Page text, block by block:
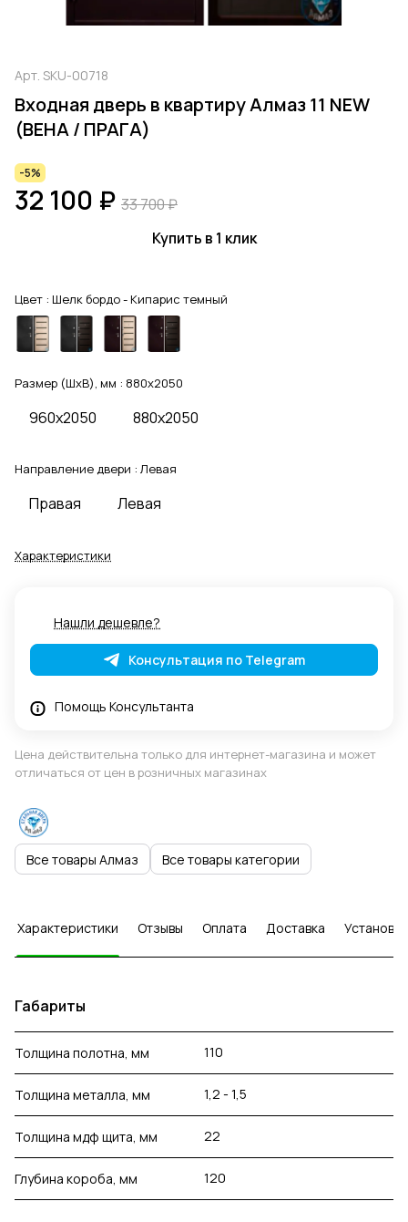
Арт. SKU-00718
Входная дверь в квартиру Алмаз 11 NEW
(ВЕНА / ПРАГА)
-5%
32 100 ₽ 33 700 ₽
Купить в 1 клик
Цвет : Шелк бордо - Кипарис темный
Размер (ШхВ), мм : 880x2050
960x2050 880x2050
Направление двери : Левая
Правая Левая
Характеристики
Нашли дешевле?
Консультация по Telegram
Помощь Консультанта
Цена действительна только для интернет-магазина и может
отличаться от цен в розничных магазинах
Все товары Алмаз Все товары категории
Характеристики Отзывы Оплата Доставка Установка
Габариты
Толщина полотна, мм 110
Толщина металла, мм 1,2 - 1,5
Толщина мдф щита, мм 22
Глубина короба, мм 120